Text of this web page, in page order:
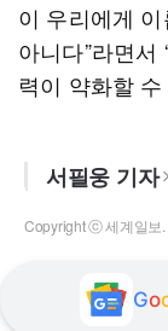
이 우리에게
아니다”라면
력이 약화할
서필웅 기자
Copyright ⓒ 세계일보.
Go